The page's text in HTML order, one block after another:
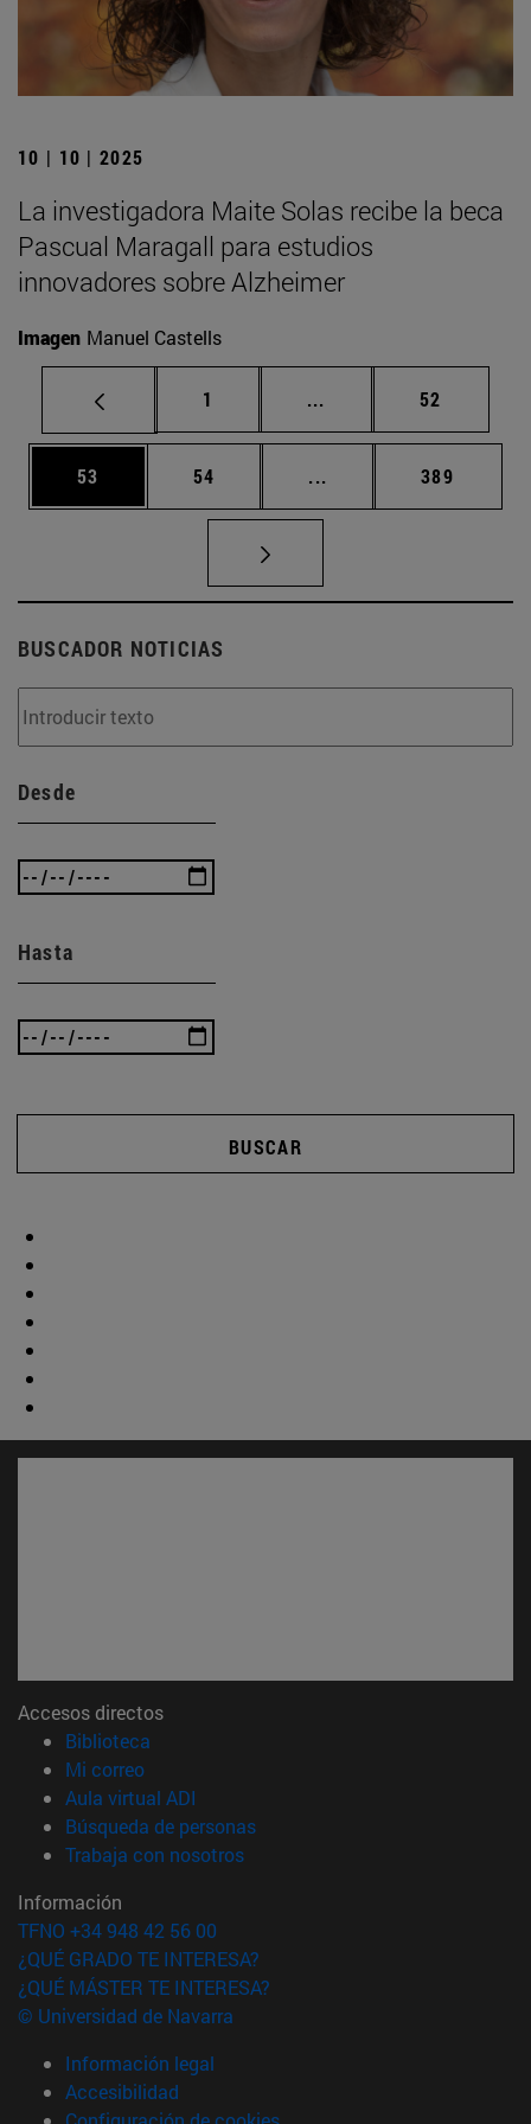
10 | 10 | 2025
La investigadora Maite Solas recibe la beca
Pascual Maragall para estudios
innovadores sobre Alzheimer
Imagen Manuel Castells
Página
1 ... Páginas intermedias
Página
52
Página
53 Página
54 ... Páginas intermedias
Página
389
BUSCADOR NOTICIAS
Desde
Hasta
BUSCAR
Accesos directos
Biblioteca
Mi correo(abre en nueva ventana)
Aula virtual ADI
Búsqueda de personas(abre en nueva ventana)
Trabaja con nosotros(abre en nueva ventana)
Información
TFNO +34 948 42 56 00
¿QUÉ GRADO TE INTERESA?
¿QUÉ MÁSTER TE INTERESA?
© Universidad de Navarra
Información legal
Accesibilidad